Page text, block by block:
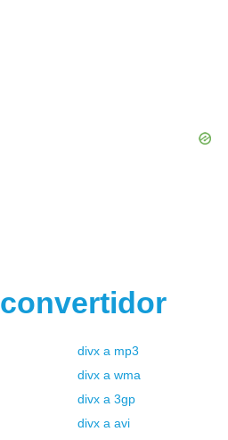
convertidor
divx a mp3
divx a wma
divx a 3gp
divx a avi